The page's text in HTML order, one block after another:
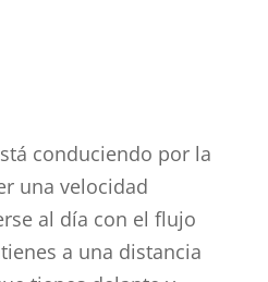
conduciendo por la
una velocidad
al día con el flujo
a una distancia